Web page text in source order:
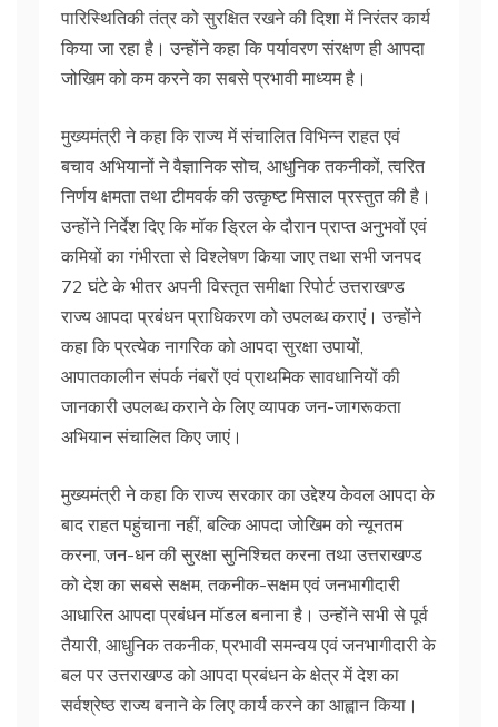
पारिस्थितिकी तंत्र को सुरक्षित रखने की दिशा में निरंतर कार्य
किया जा रहा है। उन्होंने कहा कि पर्यावरण संरक्षण ही आपदा
जोखिम को कम करने का सबसे प्रभावी माध्यम है।
मुख्यमंत्री ने कहा कि राज्य में संचालित विभिन्न राहत एवं
बचाव अभियानों ने वैज्ञानिक सोच, आधुनिक तकनीकों, त्वरित
निर्णय क्षमता तथा टीमवर्क की उत्कृष्ट मिसाल प्रस्तुत की है।
उन्होंने निर्देश दिए कि मॉक ड्रिल के दौरान प्राप्त अनुभवों एवं
कमियों का गंभीरता से विश्लेषण किया जाए तथा सभी जनपद
72 घंटे के भीतर अपनी विस्तृत समीक्षा रिपोर्ट उत्तराखण्ड
राज्य आपदा प्रबंधन प्राधिकरण को उपलब्ध कराएं। उन्होंने
कहा कि प्रत्येक नागरिक को आपदा सुरक्षा उपायों,
आपातकालीन संपर्क नंबरों एवं प्राथमिक सावधानियों की
जानकारी उपलब्ध कराने के लिए व्यापक जन-जागरूकता
अभियान संचालित किए जाएं।
मुख्यमंत्री ने कहा कि राज्य सरकार का उद्देश्य केवल आपदा के
बाद राहत पहुंचाना नहीं, बल्कि आपदा जोखिम को न्यूनतम
करना, जन-धन की सुरक्षा सुनिश्चित करना तथा उत्तराखण्ड
को देश का सबसे सक्षम, तकनीक-सक्षम एवं जनभागीदारी
आधारित आपदा प्रबंधन मॉडल बनाना है। उन्होंने सभी से पूर्व
तैयारी, आधुनिक तकनीक, प्रभावी समन्वय एवं जनभागीदारी के
बल पर उत्तराखण्ड को आपदा प्रबंधन के क्षेत्र में देश का
सर्वश्रेष्ठ राज्य बनाने के लिए कार्य करने का आह्वान किया।